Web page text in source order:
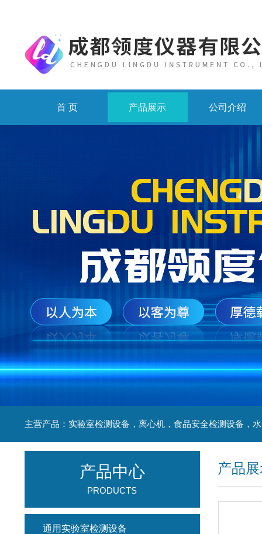
首 页 产品展示 公司介绍
产品
产品中心
PRODUCTS
通用实验室检测设备